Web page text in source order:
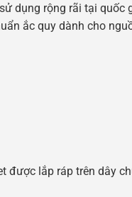
dụng rộng rãi tại quốc
ắc quy dành cho
được lắp ráp trên dây